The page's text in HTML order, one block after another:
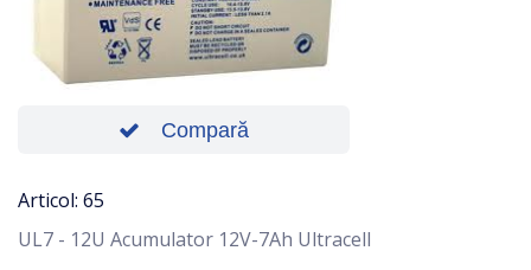
Compară
Articol: 65
UL7 - 12U Acumulator 12V-7Ah Ultracell